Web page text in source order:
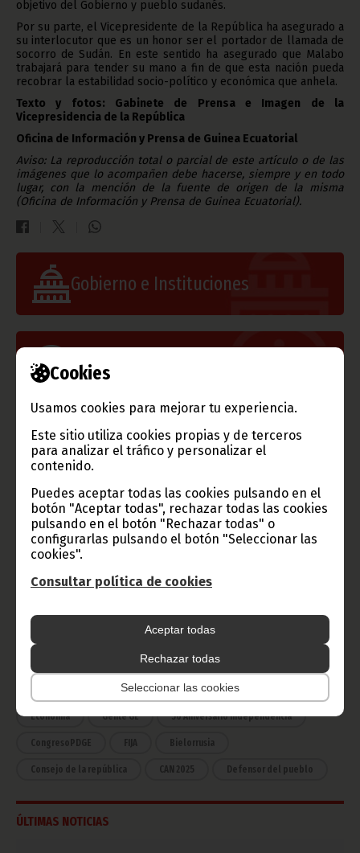
Cookies
Usamos cookies para mejorar tu experiencia.
Este sitio utiliza cookies propias y de terceros
para analizar el tráfico y personalizar el
contenido.
Puedes aceptar todas las cookies pulsando en el
botón "Aceptar todas", rechazar todas las cookies
pulsando en el botón "Rechazar todas" o
configurarlas pulsando el botón "Seleccionar las
cookies".
Consultar política de cookies
Aceptar todas
Rechazar todas
Seleccionar las cookies
objetivo del Gobierno y pueblo sudanés.
Por su parte, el Vicepresidente de la República ha asegurado a
su interlocutor que es un honor ser el portador de llamada de
socorro de Sudán. En este sentido ha asegurado que Malabo
trabajará para tender su mano a fin de que esta nación pueda
recobrar la estabilidad socio-político y económica que anhela.
Texto y fotos: Gabinete de Prensa e Imagen de la
Vicepresidencia de la República
Oficina de Información y Prensa de Guinea Ecuatorial
Aviso: La reproducción total o parcial de este artículo o de las
imágenes que lo acompañen debe hacerse, siempre y en todo
lugar, con la mención de la fuente de origen de la misma
(Oficina de Información y Prensa de Guinea Ecuatorial).
Gobierno e Instituciones
Información de Guinea Ecuatorial
TVGE
Radio Nacional de Guinea
Ecuatorial
Haz click aquí para escuchar ahora
CATEGORÍAS
Noticias Gobierno
Presidencia
África
Deportes Vicepresidencia
Cultura Estadísticas
Economía Gente GE 50 Aniversario Independencia
CongresoPDGE FIJA Bielorrusia
Consejo de la república CAN 2025 Defensor del pueblo
ÚLTIMAS NOTICIAS